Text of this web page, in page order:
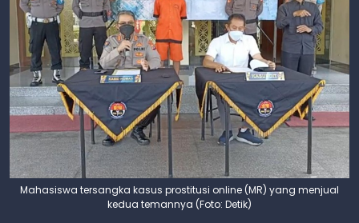
Mahasiswa tersangka kasus prostitusi online (MR) yang menjual
kedua temannya (Foto: Detik)